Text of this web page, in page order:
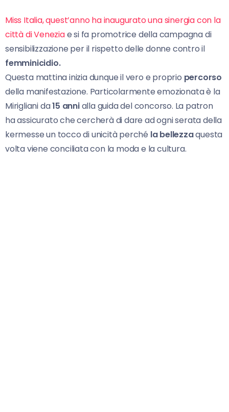
Miss Italia, quest’anno ha inaugurato una sinergia con la
città di Veneziae si fa promotrice della campagna di
sensibilizzazione per il rispetto delle donne contro il
femminicidio.
Questa mattina inizia dunque il vero e proprio percorso
della manifestazione. Particolarmente emozionata è la
Mirigliani da15 annialla guida del concorso. La patron
ha assicurato che cercherà di dare ad ogni serata della
kermesse un tocco di unicità perché la bellezzaquesta
volta viene conciliata con la moda e la cultura.